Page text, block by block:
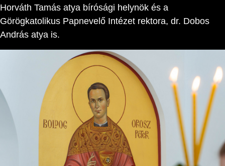
Horváth Tamás atya bírósági helynök és a
Görögkatolikus Papnevelő Intézet rektora, dr. Dobos
András atya is.